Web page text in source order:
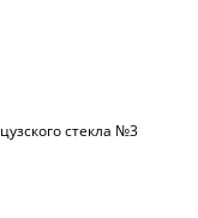
стекла №3